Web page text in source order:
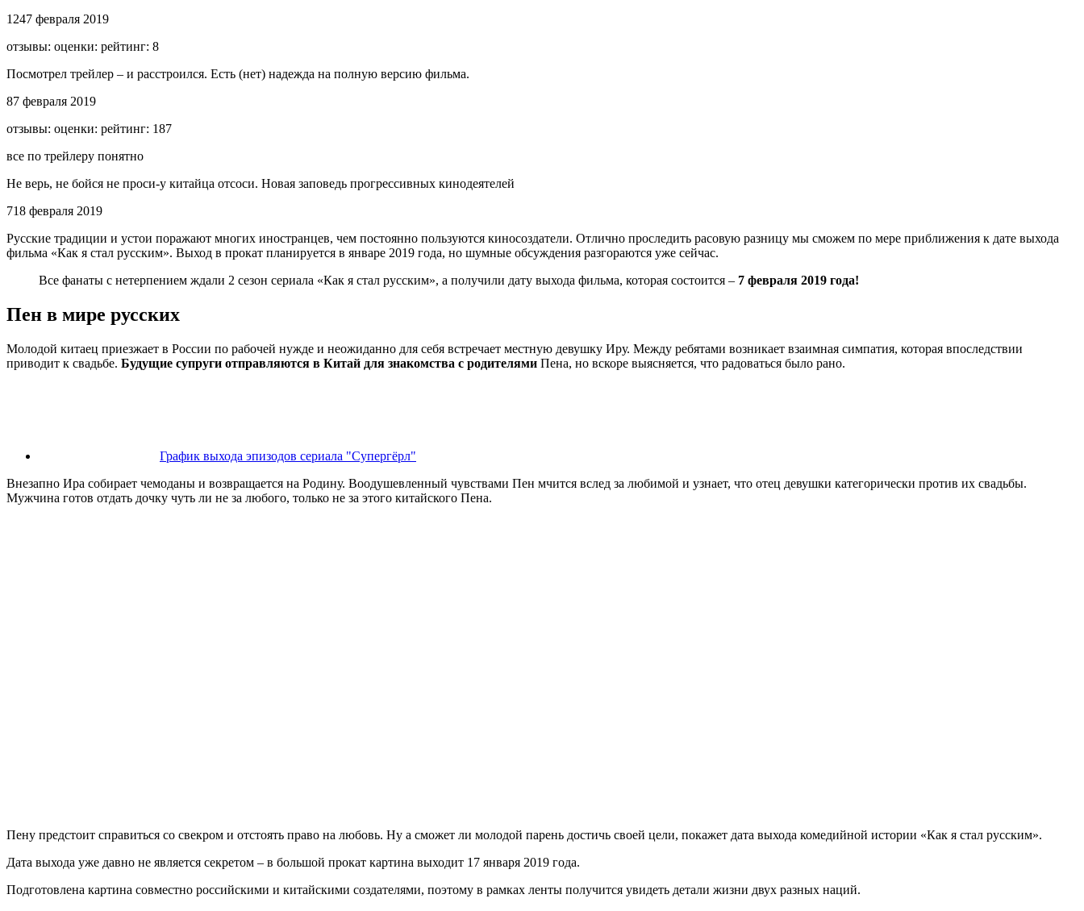
1247 февраля 2019
отзывы: оценки: рейтинг: 8
Посмотрел трейлер – и расстроился. Есть (нет) надежда на полную версию фильма.
87 февраля 2019
отзывы: оценки: рейтинг: 187
все по трейлеру понятно
Не верь, не бойся не проси-у китайца отсоси. Новая заповедь прогрессивных кинодеятелей
718 февраля 2019
Русские традиции и устои поражают многих иностранцев, чем постоянно пользуются киносоздатели. Отлично проследить расовую разницу мы сможем по мере приближения к дате выхода
фильма «Как я стал русским». Выход в прокат планируется в январе 2019 года, но шумные обсуждения разгораются уже сейчас.
Все фанаты с нетерпением ждали 2 сезон сериала «Как я стал русским», а получили дату выхода фильма, которая состоится – 7 февраля 2019 года!
Пен в мире русских
Молодой китаец приезжает в России по рабочей нужде и неожиданно для себя встречает местную девушку Иру. Между ребятами возникает взаимная симпатия, которая впоследствии
приводит к свадьбе. Будущие супруги отправляются в Китай для знакомства с родителями Пена, но вскоре выясняется, что радоваться было рано.
График выхода эпизодов сериала "Супергёрл"
Внезапно Ира собирает чемоданы и возвращается на Родину. Воодушевленный чувствами Пен мчится вслед за любимой и узнает, что отец девушки категорически против их свадьбы.
Мужчина готов отдать дочку чуть ли не за любого, только не за этого китайского Пена.
Пену предстоит справиться со свекром и отстоять право на любовь. Ну а сможет ли молодой парень достичь своей цели, покажет дата выхода комедийной истории «Как я стал русским».
Дата выхода уже давно не является секретом – в большой прокат картина выходит 17 января 2019 года.
Подготовлена картина совместно российскими и китайскими создателями, поэтому в рамках ленты получится увидеть детали жизни двух разных наций.